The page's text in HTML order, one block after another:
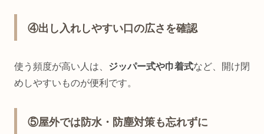
④出し入れしやすい口の広さを確認
使う頻度が高い人は、 ジッパー式や巾着式など、開け閉
めしやすいものが便利です。
⑤屋外では防水・防塵対策も忘れずに